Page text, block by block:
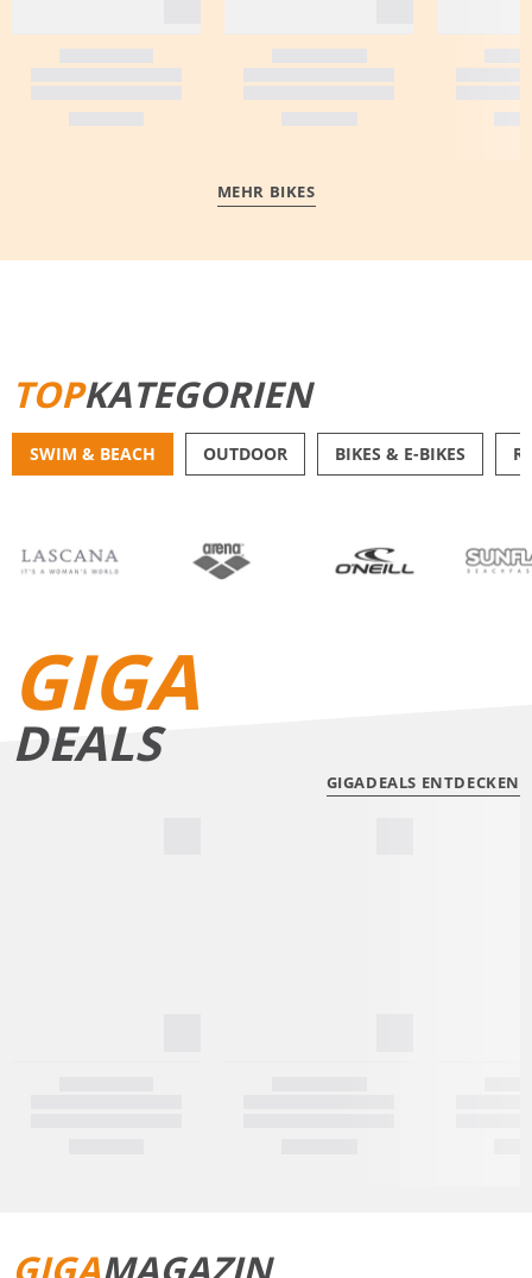
MEHR BIKES
TOPKATEGORIEN
SWIM & BEACH OUTDOOR BIKES & E-BIKES
GIGA
DEALS
GIGADEALS ENTDECKEN